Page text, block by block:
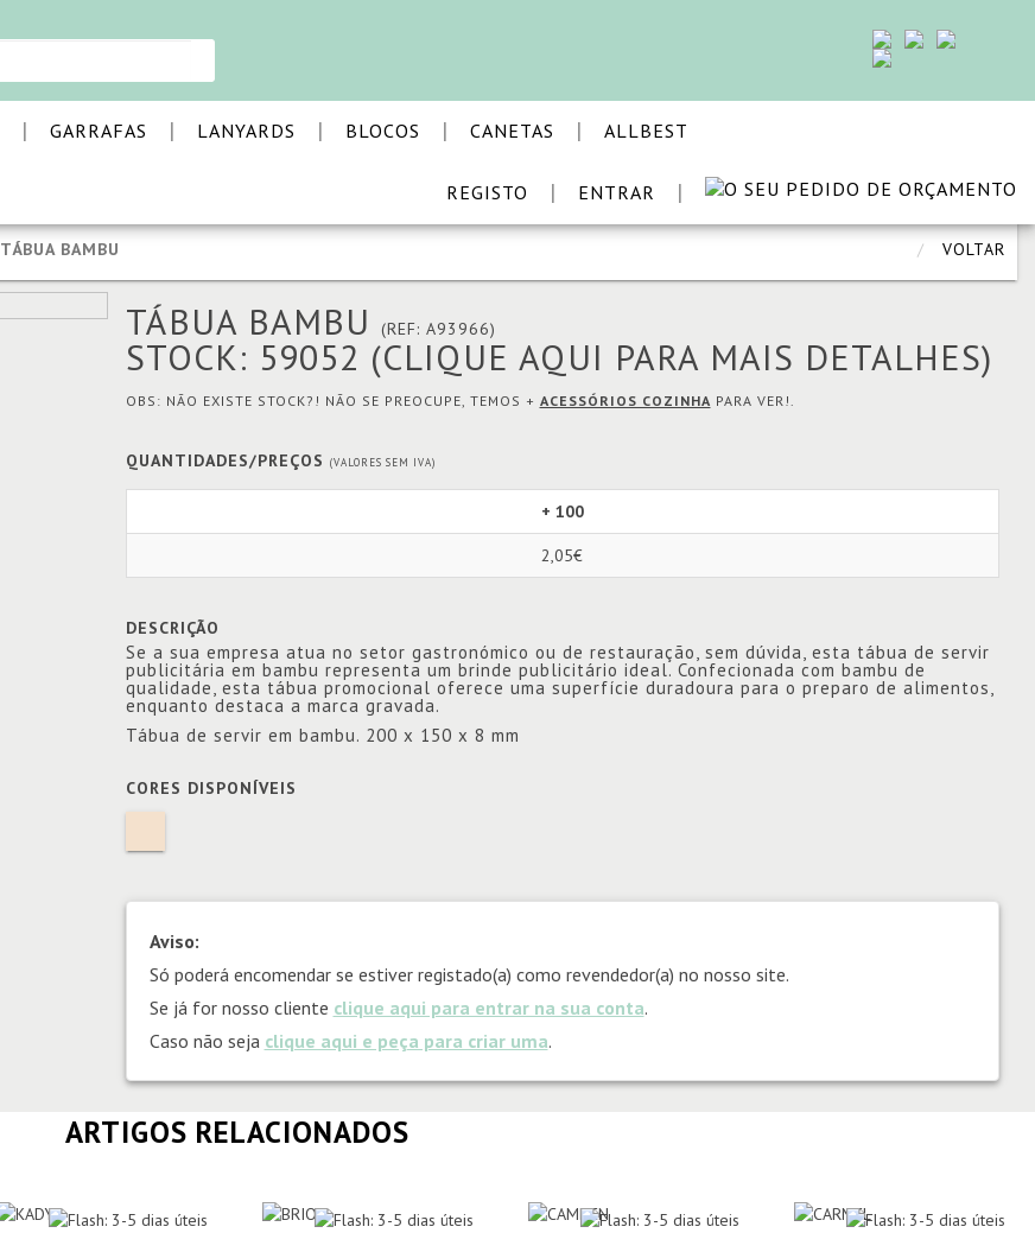
| GARRAFAS | LANYARDS | BLOCOS | CANETAS | ALLBEST
|
ENTRAR
|
REGISTO
TÁBUA BAMBU VOLTAR
TÁBUA BAMBU (REF: A93966)
STOCK: 59052 (CLIQUE AQUI PARA MAIS DETALHES)
OBS: NÃO EXISTE STOCK?! NÃO SE PREOCUPE, TEMOS + ACESSÓRIOS COZINHA PARA VER!.
QUANTIDADES/PREÇOS (VALORES SEM IVA)
+ 100
2,05€
DESCRIÇÃO
Se a sua empresa atua no setor gastronómico ou de restauração, sem dúvida, esta tábua de servir
publicitária em bambu representa um brinde publicitário ideal. Confecionada com bambu de
qualidade, esta tábua promocional oferece uma superfície duradoura para o preparo de alimentos,
enquanto destaca a marca gravada.
Tábua de servir em bambu. 200 x 150 x 8 mm
CORES DISPONÍVEIS
Aviso:
Só poderá encomendar se estiver registado(a) como revendedor(a) no nosso site.
Se já for nosso cliente clique aqui para entrar na sua conta.
Caso não seja clique aqui e peça para criar uma.
ARTIGOS RELACIONADOS